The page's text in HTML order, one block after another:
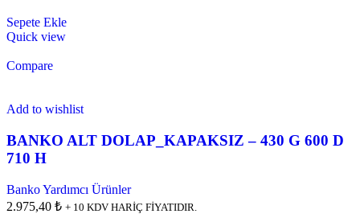
Sepete Ekle
Quick view
Compare
Add to wishlist
BANKO ALT DOLAP_KAPAKSIZ – 430 G 600 D
710 H
Banko Yardımcı Ürünler
2.975,40 ₺ + 10 KDV HARİÇ FİYATIDIR.